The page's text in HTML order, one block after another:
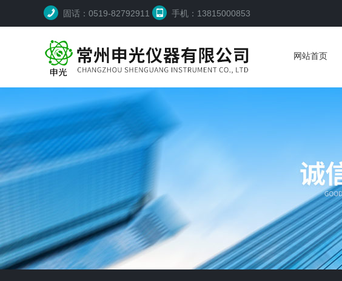
固话：0519-82792911 手机：13815000853
网站首页